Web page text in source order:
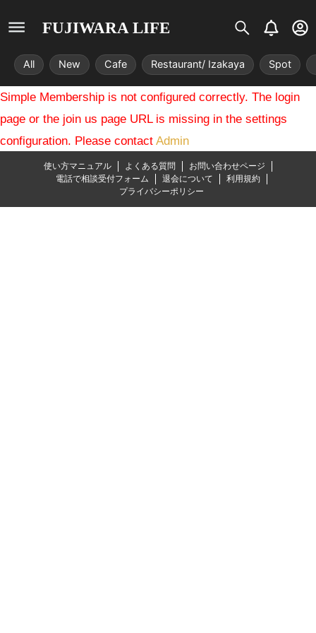
FUJIWARA LIFE
S
i
s
t
r
i
x
B
e
l
l
U
s
r
-
c
c
All New Cafe Restaurant/ Izakaya Spot
Simple Membership is not configured correctly. The login
page or the join us page URL is missing in the settings
configuration. Please contact Admin
使い方マニュアル よくある質問
お問い合わせページ
電話で相談受付フォーム
退会について
利用規約
プライバシーポリシー